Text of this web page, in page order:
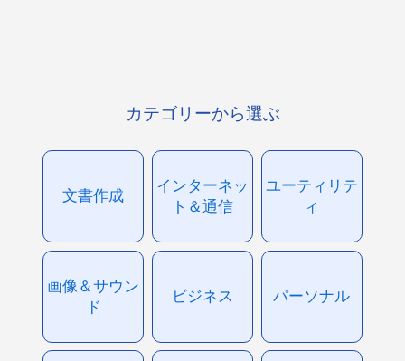
カテゴリーから選ぶ
文書作成
インターネッ
ト＆通信
ユーティリテ
ィ
画像＆サウン
ド
ビジネス パーソナル